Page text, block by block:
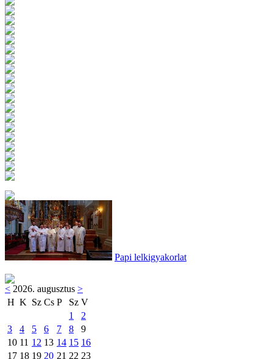
Papi lelkigyakorlat
< 2026. augusztus >
H K Sz Cs P Sz V
1
2
3
4 5 6 7 8
9
10 11 12 13 14 15 16
17 18 19 20 21 22 23